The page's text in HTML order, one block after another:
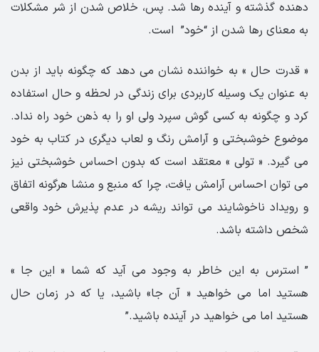
دهنده گذشته و آینده رها شد. پس، خلاص شدن از شر مشکلات
به معنای رها شدن از “خود” است.
« قدرت حال » به خواننده نشان می دهد که چگونه باید از بدن
به عنوان یک وسیله کاربردی برای زندگی در لحظه و حال استفاده
کرد و چگونه به کسی گوش سپرد ولی او را به ذهن خود راه نداد.
موضوع خوشبختی و آرامش رنگ و لعاب دیگری در کتاب به خود
می گیرد. « تولی » معتقد است که بدون احساس خوشبختی نیز
می توان احساس آرامش یافت، چرا که منبع و منشا هرگونه اتفاق
و رویداد ناخوشایند می تواند ریشه در عدم پذیرش خود واقعی
شخص داشته باشد.
” استرس به این خاطر به وجود می آید که شما « این جا »
هستید اما می خواهید « آن جا» باشید، یا که در زمان حال
هستید اما می خواهید در آینده باشید.”